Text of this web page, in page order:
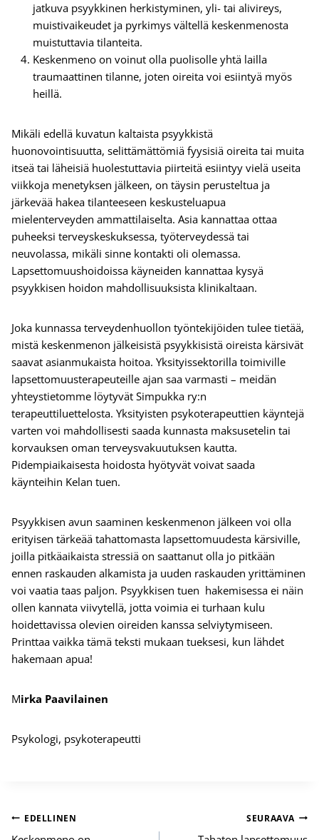
jatkuva psyykkinen herkistyminen, yli- tai alivireys,
muistivaikeudet ja pyrkimys vältellä keskenmenosta
muistuttavia tilanteita.
Keskenmeno on voinut olla puolisolle yhtä lailla
traumaattinen tilanne, joten oireita voi esiintyä myös
heillä.
Mikäli edellä kuvatun kaltaista psyykkistä
huonovointisuutta, selittämättömiä fyysisiä oireita tai muita
itseä tai läheisiä huolestuttavia piirteitä esiintyy vielä useita
viikkoja menetyksen jälkeen, on täysin perusteltua ja
järkevää hakea tilanteeseen keskusteluapua
mielenterveyden ammattilaiselta. Asia kannattaa ottaa
puheeksi terveyskeskuksessa, työterveydessä tai
neuvolassa, mikäli sinne kontakti oli olemassa.
Lapsettomuushoidoissa käyneiden kannattaa kysyä
psyykkisen hoidon mahdollisuuksista klinikaltaan.
Joka kunnassa terveydenhuollon työntekijöiden tulee tietää,
mistä keskenmenon jälkeisistä psyykkisistä oireista kärsivät
saavat asianmukaista hoitoa. Yksityissektorilla toimiville
lapsettomuusterapeuteille ajan saa varmasti – meidän
yhteystietomme löytyvät Simpukka ry:n
terapeuttiluettelosta. Yksityisten psykoterapeuttien käyntejä
varten voi mahdollisesti saada kunnasta maksusetelin tai
korvauksen oman terveysvakuutuksen kautta.
Pidempiaikaisesta hoidosta hyötyvät voivat saada
käynteihin Kelan tuen.
Psyykkisen avun saaminen keskenmenon jälkeen voi olla
erityisen tärkeää tahattomasta lapsettomuudesta kärsiville,
joilla pitkäaikaista stressiä on saattanut olla jo pitkään
ennen raskauden alkamista ja uuden raskauden yrittäminen
voi vaatia taas paljon. Psyykkisen tuen hakemisessa ei näin
ollen kannata viivytellä, jotta voimia ei turhaan kulu
hoidettavissa olevien oireiden kanssa selviytymiseen.
Printtaa vaikka tämä teksti mukaan tueksesi, kun lähdet
hakemaan apua!
Mirka Paavilainen
Psykologi, psykoterapeutti
Artikkelien
EDELLINEN SEURAAVA